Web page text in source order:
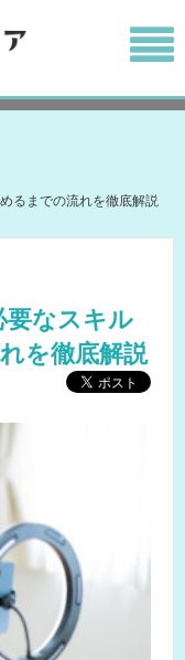
るまでの流れを徹底解説
要なスキル
を徹底解説